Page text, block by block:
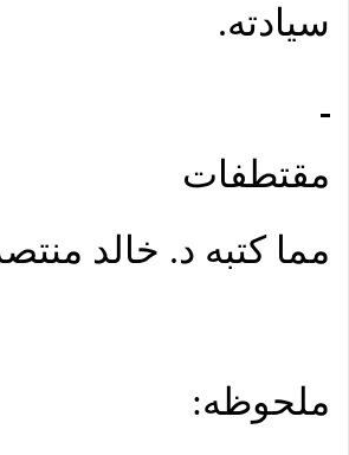
سيادته.
مقتطفات
مما كتبه د. خالد
ملحوظه: